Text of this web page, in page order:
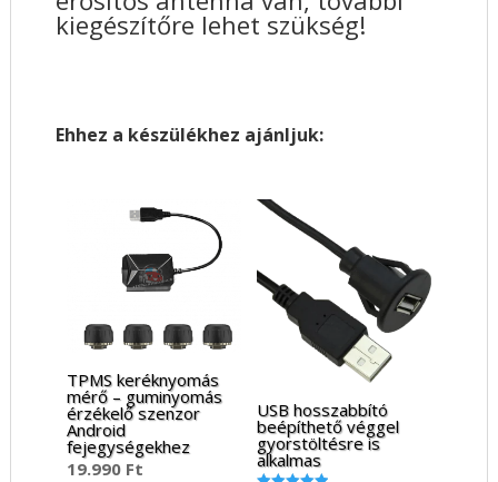
kiegészítőre lehet szükség!
Ehhez a készülékhez ajánljuk:
TPMS keréknyomás
mérő – guminyomás
érzékelő szenzor
Android
fejegységekhez
19.990 Ft
USB hosszabbító
beépíthető véggel
gyorstöltésre is
alkalmas